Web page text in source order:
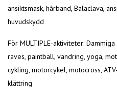
ansiktsmask, hårband, Balaclava,
huvudskydd
För MULTIPLE-aktiviteter:
raves, paintball, vandring, yoga,
cykling, motorcykel, motocross,
klättring